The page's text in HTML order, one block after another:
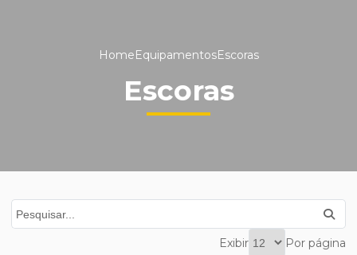
HomeEquipamentosEscoras
Escoras
Exibir Por página